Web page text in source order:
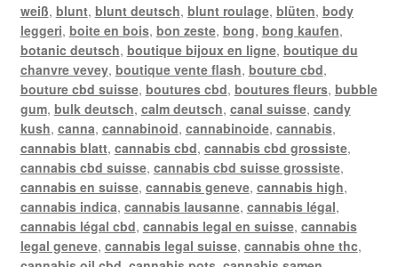
weiß, blunt, blunt deutsch, blunt roulage, blüten, body
leggeri, boite en bois, bon zeste, bong, bong kaufen,
botanic deutsch, boutique bijoux en ligne, boutique du
chanvre vevey, boutique vente flash, bouture cbd,
bouture cbd suisse, boutures cbd, boutures fleurs, bubble
gum, bulk deutsch, calm deutsch, canal suisse, candy
kush, canna, cannabinoid, cannabinoide, cannabis,
cannabis blatt, cannabis cbd, cannabis cbd grossiste,
cannabis cbd suisse, cannabis cbd suisse grossiste,
cannabis en suisse, cannabis geneve, cannabis high,
cannabis indica, cannabis lausanne, cannabis légal,
cannabis légal cbd, cannabis legal en suisse, cannabis
legal geneve, cannabis legal suisse, cannabis ohne thc,